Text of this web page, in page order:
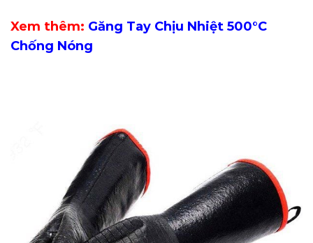
Xem thêm: Găng Tay Chịu Nhiệt 500°C
Chống Nóng